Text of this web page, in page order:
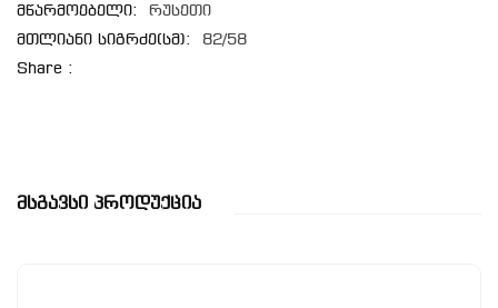
მწარმოებელი:
რუსეთი
მთლიანი სიგრძე(სმ):
82/58
Share :
Მსგავსი Პროდუქცია